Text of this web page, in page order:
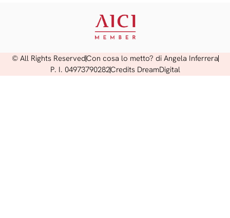
© All Rights ReservedCon cosa lo metto? di Angela Inferrera
P. I. 04973790282Credits DreamDigital